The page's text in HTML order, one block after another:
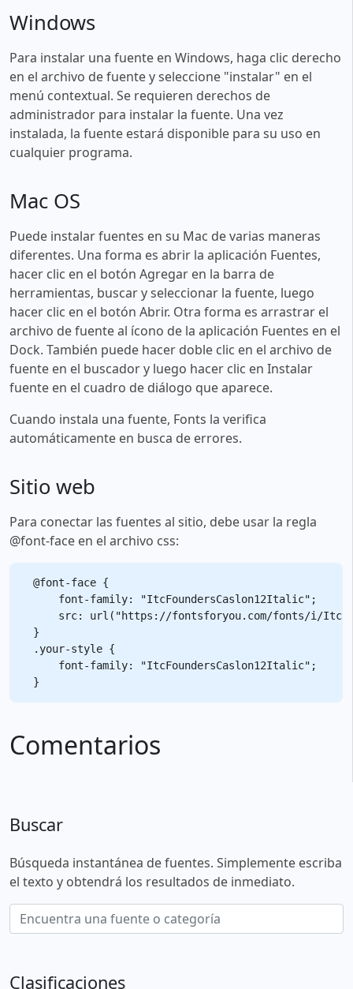
Windows
Para instalar una fuente en Windows, haga clic derecho
en el archivo de fuente y seleccione "instalar" en el
menú contextual. Se requieren derechos de
administrador para instalar la fuente. Una vez
instalada, la fuente estará disponible para su uso en
cualquier programa.
Mac OS
Puede instalar fuentes en su Mac de varias maneras
diferentes. Una forma es abrir la aplicación Fuentes,
hacer clic en el botón Agregar en la barra de
herramientas, buscar y seleccionar la fuente, luego
hacer clic en el botón Abrir. Otra forma es arrastrar el
archivo de fuente al ícono de la aplicación Fuentes en el
Dock. También puede hacer doble clic en el archivo de
fuente en el buscador y luego hacer clic en Instalar
fuente en el cuadro de diálogo que aparece.
Cuando instala una fuente, Fonts la verifica
automáticamente en busca de errores.
Sitio web
Para conectar las fuentes al sitio, debe usar la regla
@font-face en el archivo css:
@font-face {
    font-family: "ItcFoundersCaslon12Italic";
src: url("https://fontsforyou.com/fonts/i/
}
.your-style {
    font-family: "ItcFoundersCaslon12Italic";
Comentarios
Buscar
Búsqueda instantánea de fuentes. Simplemente escriba
el texto y obtendrá los resultados de inmediato.
Clasificaciones